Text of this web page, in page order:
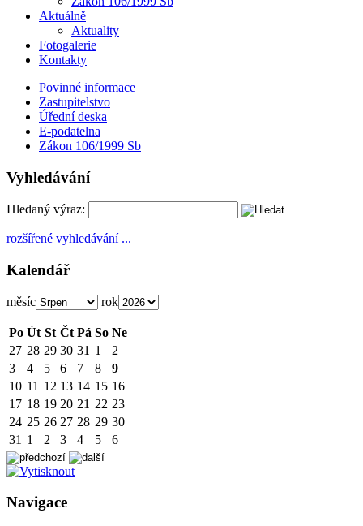
Aktuálně
Aktuality
Fotogalerie
Kontakty
Povinné informace
Zastupitelstvo
Úřední deska
E-podatelna
Zákon 106/1999 Sb
Vyhledávání
Hledaný výraz:
rozšířené vyhledávání ...
Kalendář
měsíc rok
Po Út St Čt Pá So Ne
27 28 29 30 31 1
2
3
4 5 6 7 8
9
10 11 12 13 14 15 16
17 18 19 20 21 22 23
24 25 26 27 28 29 30
31 1 2 3 4 5 6
Navigace